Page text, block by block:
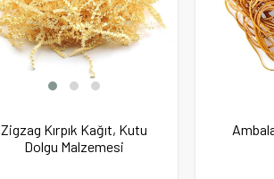
Zigzag Kırpık Kağıt, Kutu
Dolgu Malzemesi